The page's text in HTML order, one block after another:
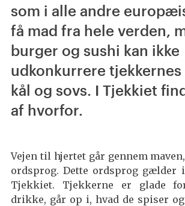
som i alle andre
få mad fra hele verden,
burger og sushi kan ikke
udkonkurrere
kål og sovs. I Tjekkiet
af hvorfor.
Vejen til hjertet går gennem
ordsprog. Dette ordsprog gælder
Tjekkiet. Tjekkerne er glade
drikke, går op i, hvad de spiser